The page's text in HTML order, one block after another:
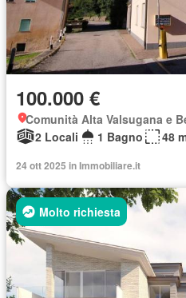
100.000 €
Comunità Alta Valsugana e
2 Locali
1 Bagno 48
24 ott 2025 in Immobiliare.it
Molto richiesta